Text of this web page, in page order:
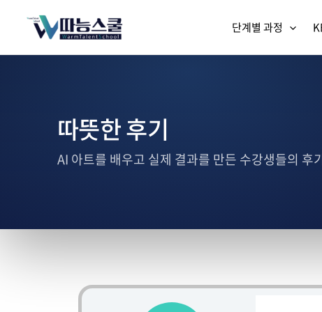
단계별 과정
따뜻한 후기
AI 아트를 배우고 실제 결과를 만든 수강생들의 후